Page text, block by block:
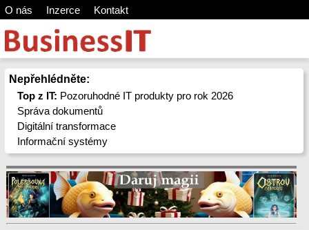
O nás Inzerce Kontakt
Nepřehlédněte:
Top z IT: Pozoruhodné IT produkty pro rok 2026
Správa dokumentů
Digitální transformace
Informační systémy